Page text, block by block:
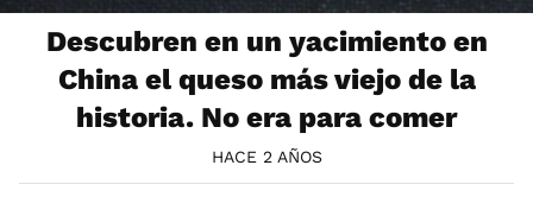
Descubren en un yacimiento en
China el queso más viejo de la
historia. No era para comer
HACE 2 AÑOS